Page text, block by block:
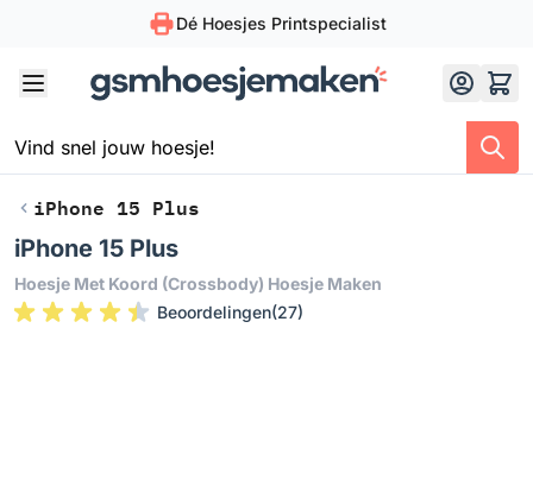
Dé Hoesjes Printspecialist
iPhone 15 Plus
iPhone 15 Plus
Hoesje Met Koord (crossbody) Hoesje Maken
Beoordelingen(27)